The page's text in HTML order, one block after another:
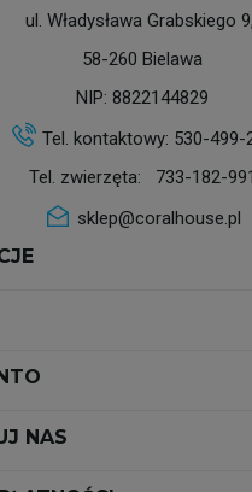
ul. Władysława Grabskiego 9,
58-260 Bielawa
NIP: 8822144829
Tel. kontaktowy: 530-499-
Tel. zwierzęta: 733-182-991
sklep@coralhouse.pl
NAS